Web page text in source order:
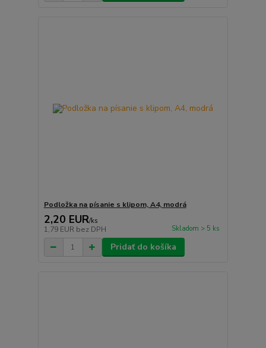
Podložka na písanie s klipom, A4, modrá
2,20 EUR/ks
1,79 EUR bez DPH Skladom > 5 ks
Pridať do košíka